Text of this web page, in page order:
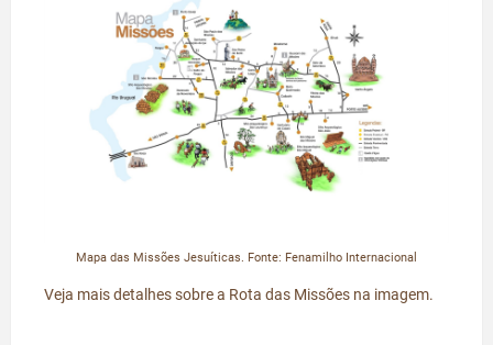
Mapa das Missões Jesuíticas. Fonte: Fenamilho Internacional
Veja mais detalhes sobre a Rota das Missões na imagem.